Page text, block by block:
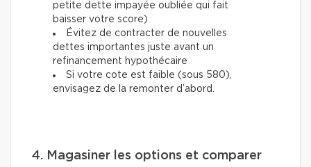
petite dette impayée oubliée qui fait
baisser votre score)
Évitez de contracter de nouvelles
dettes importantes juste avant un
refinancement hypothécaire
Si votre cote est faible (sous 580),
envisagez de la remonter d’abord.
4. Magasiner les options et comparer